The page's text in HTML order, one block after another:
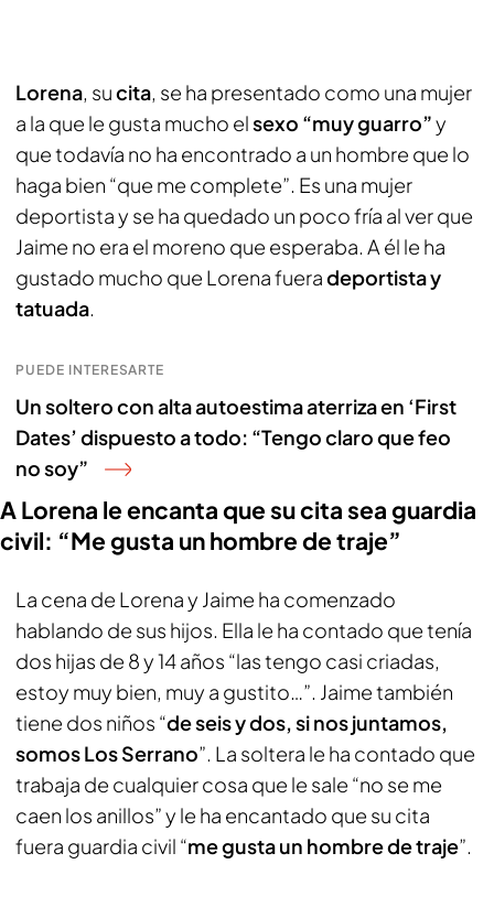
Lorena, sucita, se ha presentado como una mujer
a la que le gusta mucho elsexo “muy guarro”y
que todavía no ha encontrado a un hombre que lo
haga bien “que me complete”. Es una mujer
deportista y se ha quedado un poco fría al ver que
Jaime no era el moreno que esperaba. A él le ha
gustado mucho que Lorena fueradeportista y
tatuada.
PUEDE INTERESARTE
Un soltero con alta autoestima aterriza en ‘First
Dates’ dispuesto a todo: “Tengo claro que feo
no soy”
A Lorena le encanta que su cita sea guardia
civil: “Me gusta un hombre de traje”
La cena de Lorena y Jaime ha comenzado
hablando de sus hijos. Ella le ha contado que tenía
dos hijas de 8 y 14 años “las tengo casi criadas,
estoy muy bien, muy a gustito…”. Jaime también
tiene dos niños “de seis y dos, si nos juntamos,
somos Los Serrano”. La soltera le ha contado que
trabaja de cualquier cosa que le sale “no se me
caen los anillos” y le ha encantado que su cita
fuera guardia civil “me gusta un hombre de traje”.